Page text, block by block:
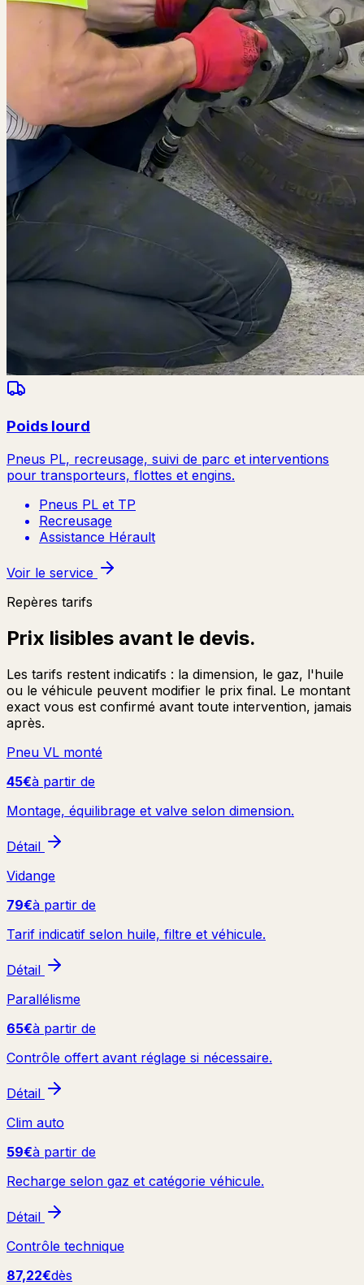
Poids lourd
Pneus PL, recreusage, suivi de parc et interventions
pour transporteurs, flottes et engins.
Pneus PL et TP
Recreusage
Assistance Hérault
Voir le service
Repères tarifs
Prix lisibles avant le devis.
Les tarifs restent indicatifs : la dimension, le gaz, l'huile
ou le véhicule peuvent modifier le prix final. Le montant
exact vous est confirmé avant toute intervention, jamais
après.
Pneu VL monté
45€à partir de
Montage, équilibrage et valve selon dimension.
Détail
Vidange
79€à partir de
Tarif indicatif selon huile, filtre et véhicule.
Détail
Parallélisme
65€à partir de
Contrôle offert avant réglage si nécessaire.
Détail
Clim auto
59€à partir de
Recharge selon gaz et catégorie véhicule.
Détail
Contrôle technique
87,22€dès